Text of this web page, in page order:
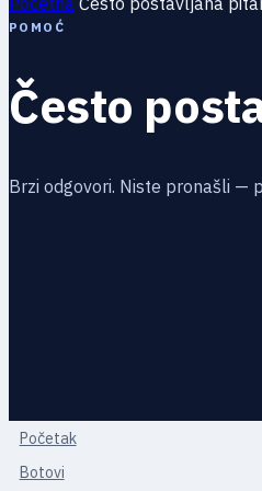
POMOĆ
Često
Brzi odgovori. Niste pronašli —
Početak
Botovi